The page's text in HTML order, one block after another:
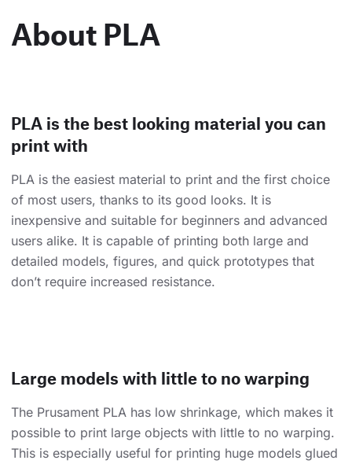
About PLA
PLA is the best looking material you can
print with
PLA is the easiest material to print and the first choice
of most users, thanks to its good looks. It is
inexpensive and suitable for beginners and advanced
users alike. It is capable of printing both large and
detailed models, figures, and quick prototypes that
don’t require increased resistance.
Large models with little to no warping
The Prusament PLA has low shrinkage, which makes it
possible to print large objects with little to no warping.
This is especially useful for printing huge models glued